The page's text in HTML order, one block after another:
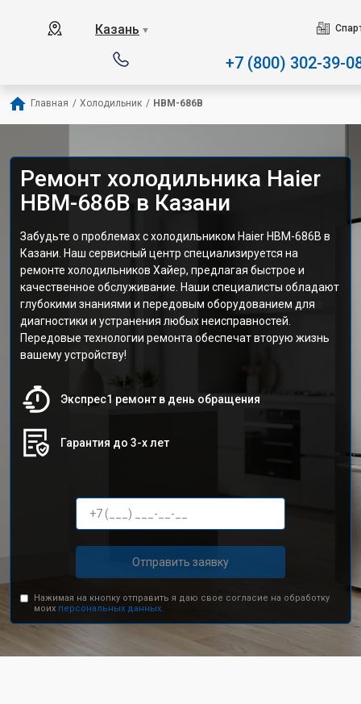
Казань ▼
+7 (800) 302-39-
Главная / Холодильник / HBM-686B
Ремонт холодильника Haier
HBM-686B в Казани
Забудьте о проблемах с холодильником Haier HBM-686B в
Казани. Наш сервисный центр специализируется на
ремонте холодильников Хайер, предлагая быстрое и
качественное обслуживание. Наши специалисты обладают
глубокими знаниями и передовым оборудованием для
диагностики и устранения любых неисправностей.
Передовые технологии ремонта обеспечат вторую жизнь
вашему устройству!
Экспрес1 ремонт в день обращения
Гарантия до 3-х лет
Отправить заявку
Нажимая на кнопку отправить я даю свое согласие на обработку
моих персональных данных.